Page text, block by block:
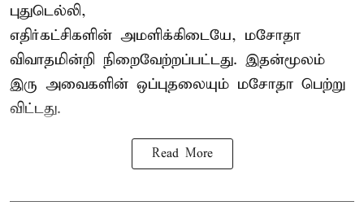
புதுடெல்லி,
எதிர்கட்சிகளின் அமளிக்கிடையே, மசோதா
விவாதமின்றி நிறைவேற்றப்பட்டது. இதன்மூலம்
இரு அவைகளின் ஒப்புதலையும் மசோதா பெற்று
விட்டது.
Read More